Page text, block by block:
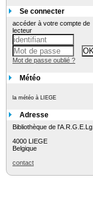
Se connecter
accéder à votre compte de
lecteur
Mot de passe oublié ?
Météo
la météo à LIEGE
Adresse
Bibliothèque de l'A.R.G.E.Lg.
4000 LIEGE
Belgique
contact